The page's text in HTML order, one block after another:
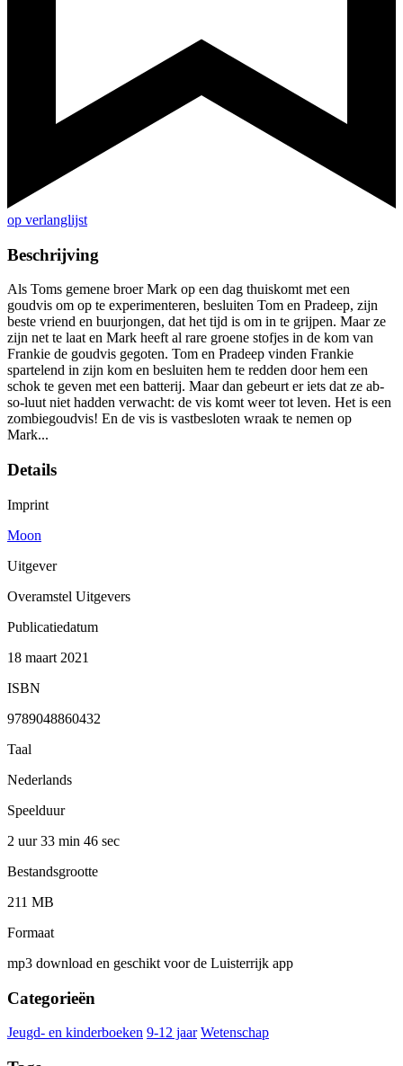
op verlanglijst
Beschrijving
Als Toms gemene broer Mark op een dag thuiskomt met een
goudvis om op te experimenteren, besluiten Tom en Pradeep, zijn
beste vriend en buurjongen, dat het tijd is om in te grijpen. Maar ze
zijn net te laat en Mark heeft al rare groene stofjes in de kom van
Frankie de goudvis gegoten. Tom en Pradeep vinden Frankie
spartelend in zijn kom en besluiten hem te redden door hem een
schok te geven met een batterij. Maar dan gebeurt er iets dat ze ab-
so-luut niet hadden verwacht: de vis komt weer tot leven. Het is een
zombiegoudvis! En de vis is vastbesloten wraak te nemen op
Mark...
Details
Imprint
Moon
Uitgever
Overamstel Uitgevers
Publicatiedatum
18 maart 2021
ISBN
9789048860432
Taal
Nederlands
Speelduur
2 uur 33 min 46 sec
Bestandsgrootte
211 MB
Formaat
mp3 download en geschikt voor de Luisterrijk app
Categorieën
Jeugd- en kinderboeken 9-12 jaar Wetenschap